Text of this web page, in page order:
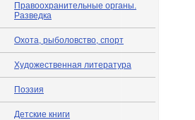
Правоохранительные органы.
Разведка
Охота, рыболовство, спорт
Художественная литература
Поэзия
Детские книги